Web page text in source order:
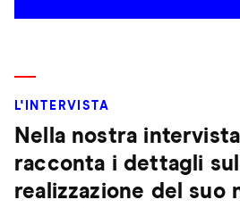
L'INTERVISTA
Nella nostra
racconta i dettagli
realizzazione del suo